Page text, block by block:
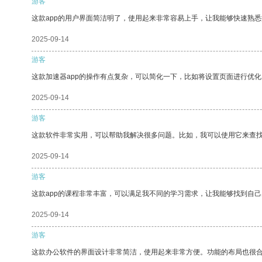
这款app的用户界面简洁明了，使用起来非常容易上手，让我能够快速熟
2025-09-14
游客
这款加速器app的操作有点复杂，可以简化一下，比如将设置页面进行优
2025-09-14
游客
这款软件非常实用，可以帮助我解决很多问题。比如，我可以使用它来查
2025-09-14
游客
这款app的课程非常丰富，可以满足我不同的学习需求，让我能够找到自
2025-09-14
游客
这款办公软件的界面设计非常简洁，使用起来非常方便。功能的布局也很